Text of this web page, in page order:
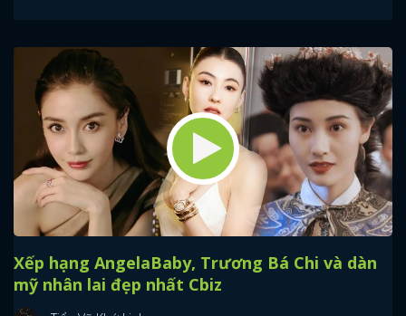
Xếp hạng AngelaBaby, Trương Bá Chi và dàn
mỹ nhân lai đẹp nhất Cbiz